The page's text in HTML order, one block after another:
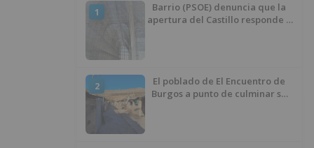
1
Barrio (PSOE) denuncia que la
apertura del Castillo responde a
2
El poblado de El Encuentro de
Burgos a punto de culminar su